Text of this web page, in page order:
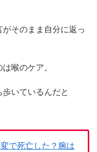
そのまま自分に返っ
喉のケア。
歩いているんだと
で死亡した？腕は